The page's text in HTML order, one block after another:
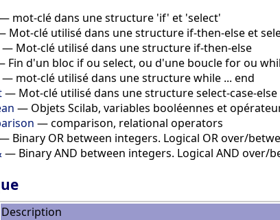
mot-clé dans une structure 'if' et 'select'
Mot-clé utilisé dans une structure if-then-else et
— Mot-clé utilisé dans une structure if-then-else
Fin d'un bloc if ou select, ou d'une boucle for ou
— mot-clé utilisé dans une structure while ... end
— Mot-clé utilisé dans une structure select-case-else
— Objets Scilab, variables booléennes et
— comparison, relational operators
Binary OR between integers. Logical OR over/
— Binary AND between integers. Logical AND over/
Description